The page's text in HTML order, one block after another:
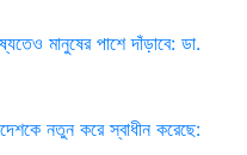
মানুষের পাশে দাঁড়াবে: ডা.
নতুন করে স্বাধীন করেছে: